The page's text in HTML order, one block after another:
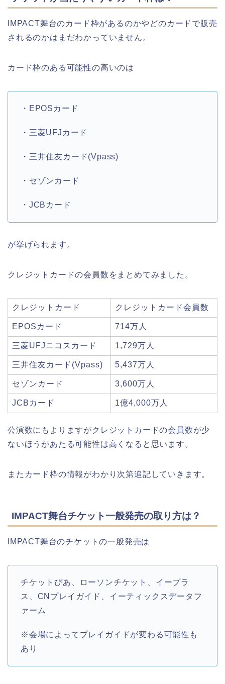
IMPACT舞台のカード枠があるのかやどのカードで販売
されるのかはまだわかっていません。
カード枠のある可能性の高いのは
・EPOSカード
・三菱UFJカード
・三井住友カード(Vpass)
・セゾンカード
・JCBカード
が挙げられます。
クレジットカードの会員数をまとめてみました。
クレジットカード クレジットカード会員数
EPOSカード 714万人
三菱UFJニコスカード 1,729万人
三井住友カード(Vpass) 5,437万人
セゾンカード 3,600万人
JCBカード 1億4,000万人
公演数にもよりますがクレジットカードの会員数が少
ないほうがあたる可能性は高くなると思います。
またカード枠の情報がわかり次第追記していきます。
IMPACT舞台チケット一般発売の取り方は？
IMPACT舞台のチケットの一般発売は
チケットぴあ、ローソンチケット、イープラ
ス、CNプレイガイド、イーティックスデータフ
ァーム
※会場によってプレイガイドが変わる可能性も
あり